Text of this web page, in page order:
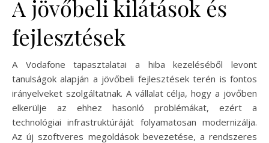
A jövőbeli kilátások és
fejlesztések
A Vodafone tapasztalatai a hiba kezeléséből levont
tanulságok alapján a jövőbeli fejlesztések terén is fontos
irányelveket szolgáltatnak. A vállalat célja, hogy a jövőben
elkerülje az ehhez hasonló problémákat, ezért a
technológiai infrastruktúráját folyamatosan modernizálja.
Az új szoftveres megoldások bevezetése, a rendszeres